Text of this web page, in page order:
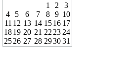
1
2
3
4
5 6 7 8 9 10
11 12 13 14 1516 17
1819 20 21 22 23 24
2526 27 28 293031